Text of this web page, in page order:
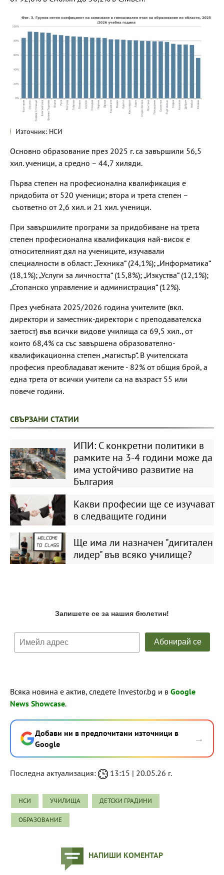
Източник: НСИ
Основно образование през 2025 г. са завършили 56,5
хил. ученици, а средно – 44,7 хиляди.
Първа степен на професионална квалификация е
придобита от 520 ученици; втора и трета степен –
съответно от 2,6 хил. и 21 хил. ученици.
При завършилите програми за придобиване на трета
степен професионална квалификация най-висок е
относителният дял на учениците, изучавали
специалности в област: „Техника“ (24,1%); „Информатика“
(18,1%); „Услуги за личността“ (15,8%); „Изкуства“ (12,1%);
„Стопанско управление и администрация“ (12%).
През учебната 2025/2026 година учителите (вкл.
директори и заместник-директори с преподавателска
заетост) във всички видове училища са 69,5 хил., от
които 68,4% са със завършена образователно-
квалификационна степен „магистър“. В учителската
професия преобладават жените - 82% от общия брой, а
една трета от всички учители са на възраст 55 или
повече години.
СВЪРЗАНИ СТАТИИ
ИПИ: С конкретни политики в
рамките на 3-4 години може да
има устойчиво развитие на
България
Какви професии ще се изучават
в следващите години
Ще има ли назначен "дигитален
лидер" във всяко училище?
Всяка новина е актив, следете Investor.bg и в Google
News Showcase.
Добави ни в предпочитани източници в
Google
→
Последна актуализация: 13:15 | 20.05.26 г.
НСИ УЧИЛИЩА ДЕТСКИ ГРАДИНИ
ОБРАЗОВАНИЕ
НАПИШИ КОМЕНТАР